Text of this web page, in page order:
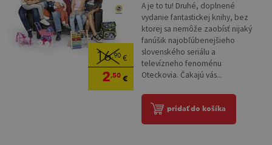
16,90€
2,50€
A je to tu! Druhé, doplnené
vydanie fantastickej knihy, bez
ktorej sa nemôže zaobísť nijaký
fanúšik najobľúbenejšieho
slovenského seriálu a
televízneho fenoménu
Oteckovia. Čakajú vás...
pridať do košíka